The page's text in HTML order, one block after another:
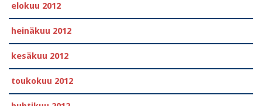
elokuu 2012
heinäkuu 2012
kesäkuu 2012
toukokuu 2012